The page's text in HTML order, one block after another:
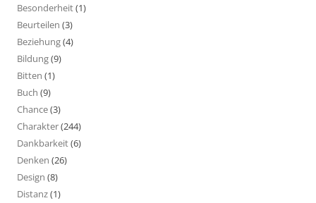
Besonderheit(1)
Beurteilen (3)
Beziehung(4)
Bildung(9)
Bitten (1)
Buch (9)
Chance(3)
Charakter(244)
Dankbarkeit(6)
Denken (26)
Design (8)
Distanz(1)